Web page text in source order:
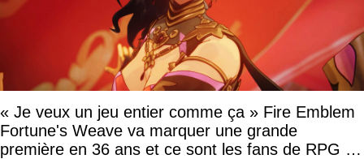
« Je veux un jeu entier comme ça » Fire Emblem
Fortune's Weave va marquer une grande
première en 36 ans et ce sont les fans de RPG en